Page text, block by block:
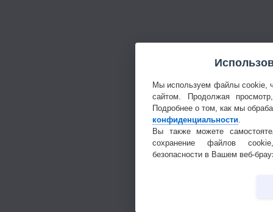
Мы используем файлы cookie,
сайтом. Продолжая
Подробнее о том, как мы
конфиденциальности
Вы также можете
сохранение файлов
безопасности в Вашем веб-